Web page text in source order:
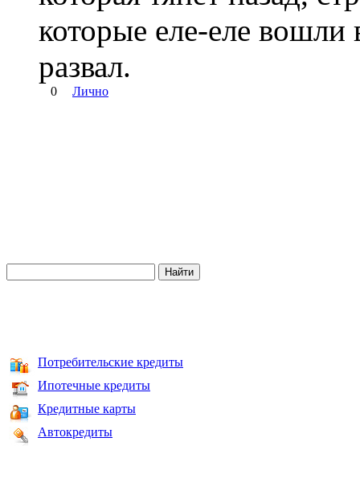
которые еле-еле
развал.
0 Лично
Потребительские кредиты
Ипотечные кредиты
Кредитные карты
Автокредиты